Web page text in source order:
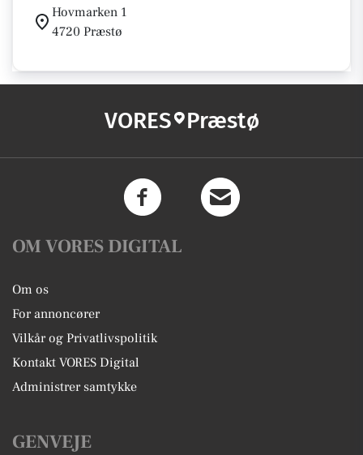
Hovmarken 1
4720 Præstø
VORES Præstø
OM VORES DIGITAL
Om os
For annoncører
Vilkår og Privatlivspolitik
Kontakt VORES Digital
Administrer samtykke
GENVEJE